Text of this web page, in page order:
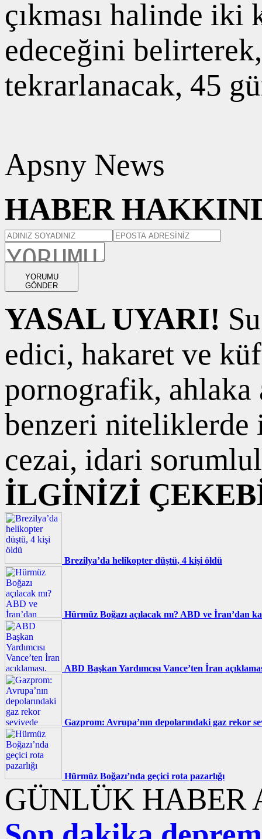
çıkması halinde
edeceğini
tekrarlanacak, 45
Apsny News
HABER
YORUMU
GÖNDER
YASAL UYARI!
edici, hakaret ve
pornografik, ahlaka
benzeri niteliklerde
cezai, idari
İLGİNİZİ
Brezilya’da helikopter düştü, 4 kişi öldü
Hürmüz Boğazı açılacak mı? ABD ve İran’dan
ABD Başkan Yardımcısı Vance’ten İran
Gazprom: Avrupa’nın depolarındaki gaz rekor
Hürmüz Boğazı’nda geçici rota pazarlığı
GÜNLÜK HABER